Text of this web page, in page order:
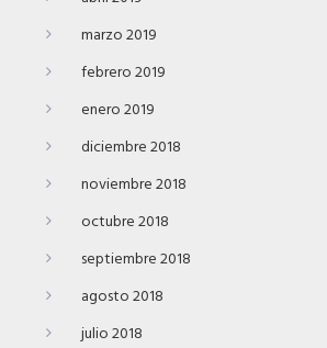
marzo 2019
febrero 2019
enero 2019
diciembre 2018
noviembre 2018
octubre 2018
septiembre 2018
agosto 2018
julio 2018